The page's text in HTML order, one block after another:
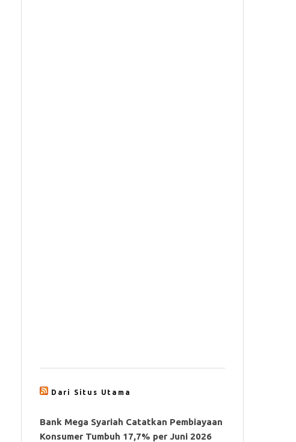
Dari Situs Utama
Bank Mega Syariah Catatkan Pembiayaan
Konsumer Tumbuh 17,7% per Juni 2026